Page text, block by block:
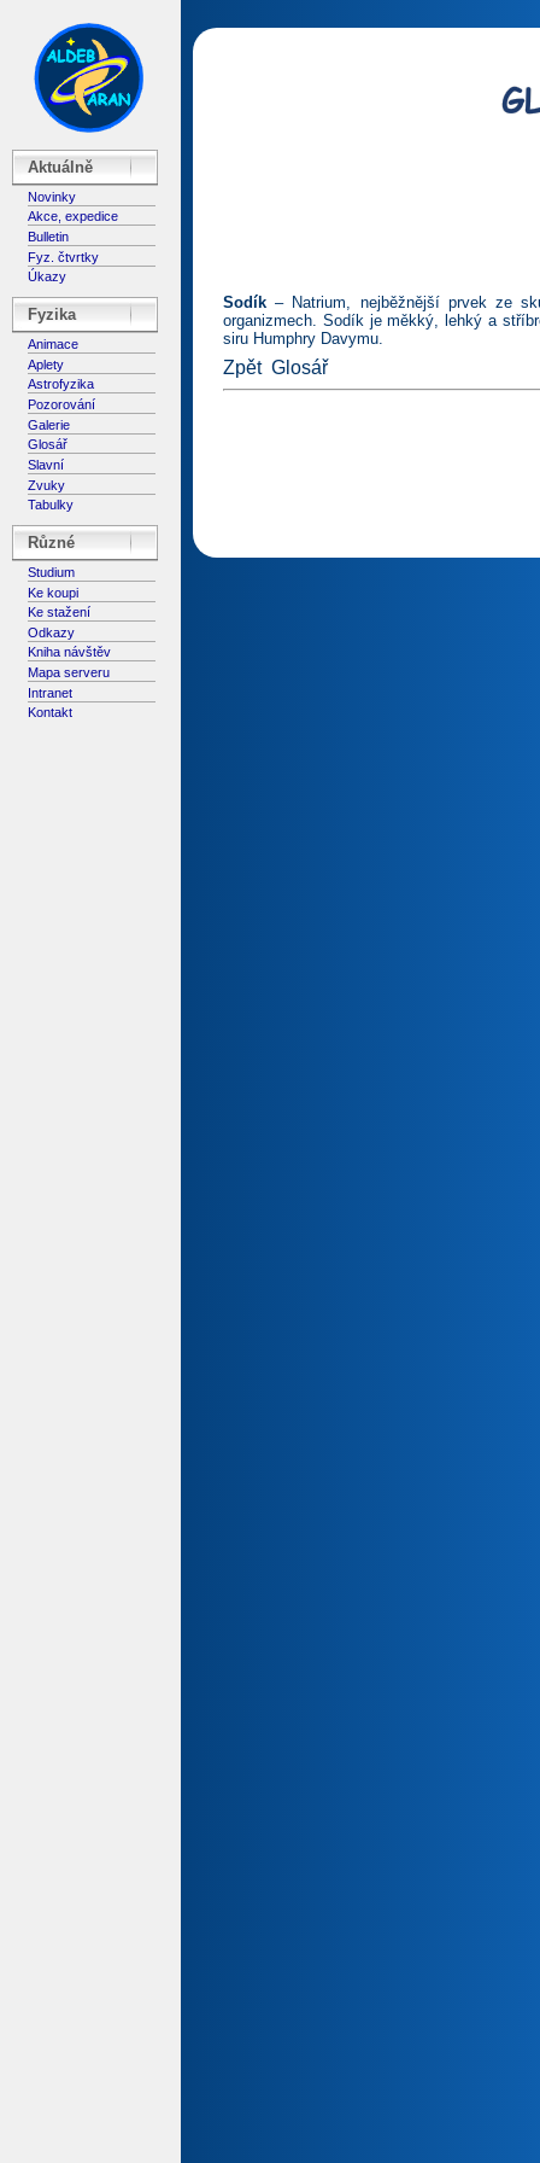
Aktuálně
Novinky
Akce, expedice
Bulletin
Fyz. čtvrtky
Úkazy
Fyzika
Animace
Aplety
Astrofyzika
Pozorování
Galerie
Glosář
Slavní
Zvuky
Tabulky
Různé
Studium
Ke koupi
Ke stažení
Odkazy
Kniha návštěv
Mapa serveru
Intranet
Kontakt
Sodík – Natrium, nejběžnější prvek ze
organizmech. Sodík je měkký, lehký a
siru Humphry Davymu.
Zpět Glosář